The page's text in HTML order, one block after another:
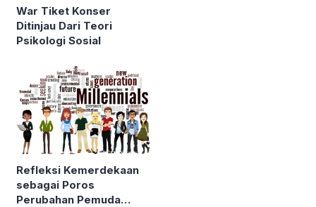
War Tiket Konser
Ditinjau Dari Teori
Psikologi Sosial
Refleksi Kemerdekaan
sebagai Poros
Perubahan Pemuda